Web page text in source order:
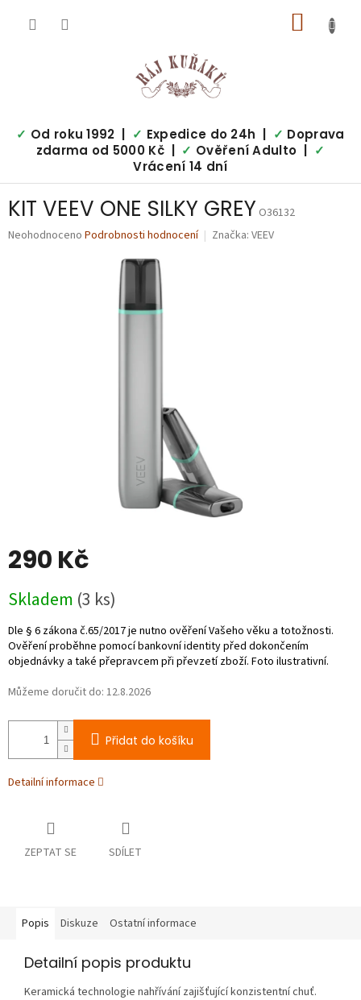
KOŠÍK
✓ Od roku 1992 | ✓ Expedice do 24h | ✓ Doprava
zdarma od 5000 Kč | ✓ Ověření Adulto |
✓
Vrácení 14 dní
KIT VEEV ONE SILKY GREY O36132
Průměrné
Neohodnoceno Podrobnosti hodnocení Značka: VEEV
290 Kč
cena:
Skladem (3 ks)
Můžeme doručit do: 12.8.2026
Přidat do košíku
Detailní informace
ZEPTAT SE SDÍLET
Popis Diskuze Ostatní informace
Detailní popis produktu
Keramická technologie nahřívání zajišťující konzistentní chuť.